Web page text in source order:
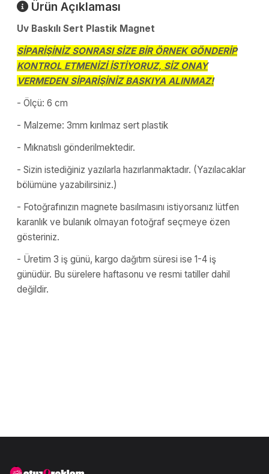
Ürün Açıklaması
Uv Baskılı Sert Plastik Magnet
SİPARİŞİNİZ SONRASI SİZE BİR ÖRNEK GÖNDERİP
KONTROL ETMENİZİ İSTİYORUZ, SİZ ONAY
VERMEDEN SİPARİŞİNİZ BASKIYA ALINMAZ!
- Ölçü: 6 cm
- Malzeme: 3mm kırılmaz sert plastik
- Mıknatıslı gönderilmektedir.
- Sizin istediğiniz yazılarla hazırlanmaktadır. (Yazılacaklar
bölümüne yazabilirsiniz.)
- Fotoğrafınızın magnete basılmasını istiyorsanız lütfen
karanlık ve bulanık olmayan fotoğraf seçmeye özen
gösteriniz.
- Üretim 3 iş günü, kargo dağıtım süresi ise 1-4 iş
günüdür. Bu sürelere haftasonu ve resmi tatiller dahil
değildir.